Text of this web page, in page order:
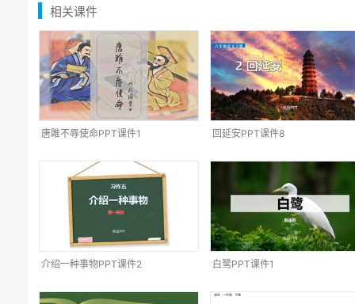
相关课件
唐雎不辱使命PPT课件1 回延安PPT课件8
介绍一种事物PPT课件2 白鹭PPT课件1